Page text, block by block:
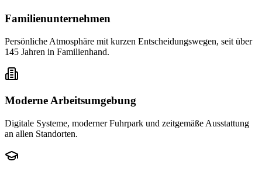
Familienunternehmen
Persönliche Atmosphäre mit kurzen Entscheidungswegen, seit über
145 Jahren in Familienhand.
Moderne Arbeitsumgebung
Digitale Systeme, moderner Fuhrpark und zeitgemäße Ausstattung
an allen Standorten.